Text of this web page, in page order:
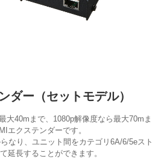
ダー（セットモデル）
大40mまで、1080p解像度なら最大70mま
エクステンダーです。
なり、ユニット間をカテゴリ6A/6/5eスト
延長することができます。